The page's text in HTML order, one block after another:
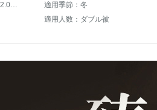
充填物正味重量(kg)：1.5(含む)-2.0(含まない)kg
適用季節：冬
適用人数：ダブル被